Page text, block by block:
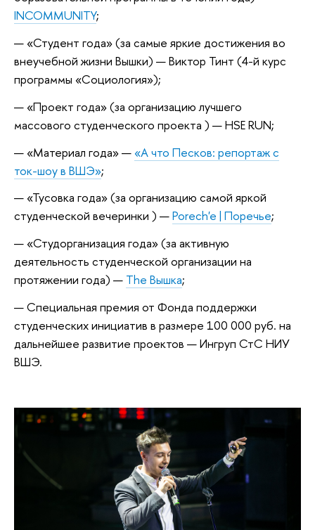
INCOMMUNITY;
«Студент года» (за самые яркие достижения во
внеучебной жизни Вышки) — Виктор Тинт (4-й курс
программы «Социология»);
«Проект года» (за организацию лучшего
массового студенческого проекта ) — HSE RUN;
«Материал года» — «А что Песков: репортаж с
ток-шоу в ВШЭ»;
«Тусовка года» (за организацию самой яркой
студенческой вечеринки ) —Porech'e | Поречье;
«Студорганизация года» (за активную
деятельность студенческой организации на
протяжении года) — The Вышка;
Специальная премия от Фонда поддержки
студенческих инициатив в размере 100 000 руб. на
дальнейшее развитие проектов — Ингруп СтС НИУ
ВШЭ.